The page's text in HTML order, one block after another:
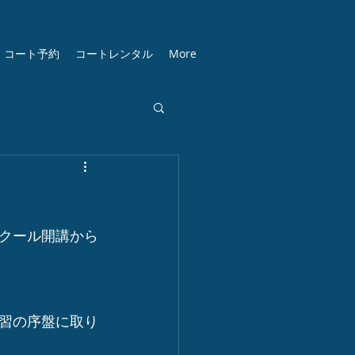
コート予約 コートレンタル More
ール開講から
の序盤に取り